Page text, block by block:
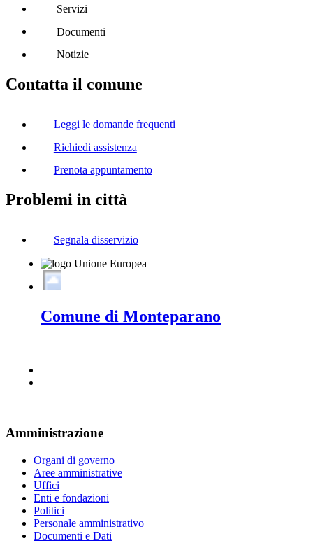
Servizi
Documenti
Notizie
Contatta il comune
Leggi le domande frequenti
Richiedi assistenza
Prenota appuntamento
Problemi in città
Segnala disservizio
Comune di Monteparano
Amministrazione
Organi di governo
Aree amministrative
Uffici
Enti e fondazioni
Politici
Personale amministrativo
Documenti e Dati